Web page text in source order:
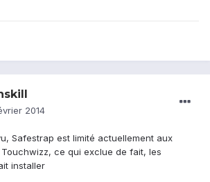
2014
Safestrap est limité actuellement aux
ce qui exclue de fait, les
installer